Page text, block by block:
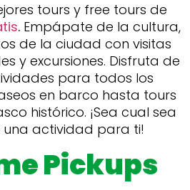
tours y free tours de
. Empápate de la cultura,
de la ciudad con visitas
y excursiones. Disfruta de
para todos los
en barco hasta tours
histórico. ¡Sea cual sea
una actividad para ti!
Pickups